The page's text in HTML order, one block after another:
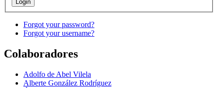
Forgot your password?
Forgot your username?
Colaboradores
Adolfo de Abel Vilela
Alberte González Rodríguez